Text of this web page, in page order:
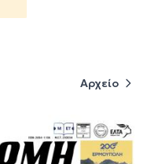
Αρχείο